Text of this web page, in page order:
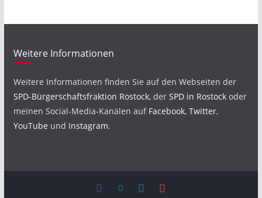
Weitere Informationen
Weitere Informationen finden Sie auf den Webseiten der
SPD-Bürgerschaftsfraktion Rostock, der SPD in Rostockoder
meinen Social-Media-Kanälen auf Facebook, Twitter,
YouTube und Instagram.